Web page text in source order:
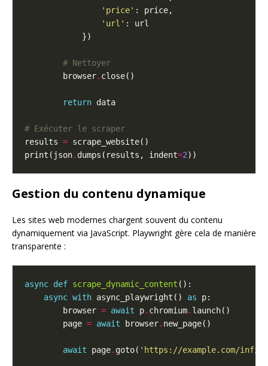
'price'
'url'
# Nettoyer
        browser
.
return
# Exécuter le scraper
results =
print(json. dumps(results, indent=2
Gestion du contenu dynamique
Les sites web modernes chargent souvent du contenu
dynamiquement via JavaScript. Playwright gère cela de manière
transparente :
async def scrape_dynamic_content
async with async_playwright() as
        browser
= await p. chromium.
        page
= await browser.
await page. goto( 'https://example.com/